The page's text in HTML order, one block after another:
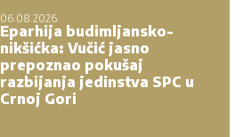
06.08.2026.
Eparhija budimljansko-
nikšićka: Vučić jasno
prepoznao pokušaj
razbijanja jedinstva SPC u
Crnoj Gori